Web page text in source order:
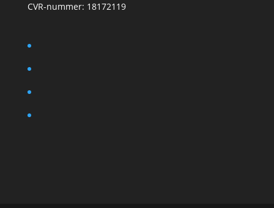
CVR-nummer: 18172119